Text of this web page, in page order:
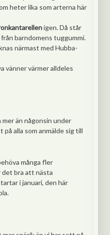
heter lika som arterna här
igen. Då står
barndomens tuggummi.
närmast med Hubba-
vänner värmer alldeles
än någonsin under
alla som anmälde sig till
många fler
det bra att nästa
i januari, den här